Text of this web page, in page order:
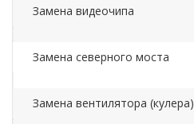
Замена видеочипа
Замена северного моста
Замена вентилятора (кулера)